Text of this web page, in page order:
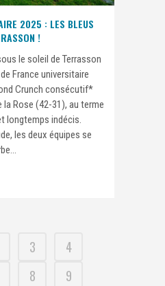
2025 : LES BLEUS
!
le soleil de Terrasson
France universitaire
Crunch consécutif*
la Rose (42-31), au terme
longtemps indécis.
les deux équipes se
3
4
8
9